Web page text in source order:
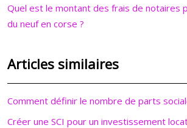
Quel est le montant des frais de notaires
du neuf en corse ?
Articles similaires
Comment définir le nombre de parts
Créer une SCI pour un investissement